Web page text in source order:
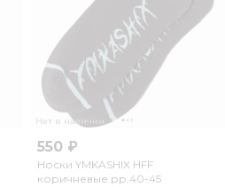
Нет в наличии
550 ₽
Носки YMKASHIX HFF
коричневые рр.40-45